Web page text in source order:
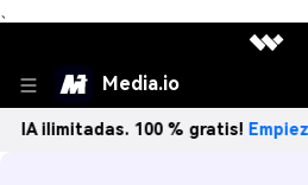
、
Media.io
100 % gratis! Empieza gratis→